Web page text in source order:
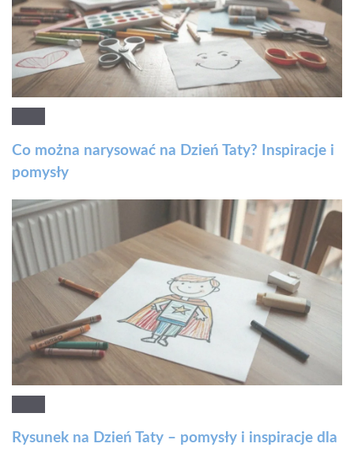
Co można narysować na Dzień Taty? Inspiracje i
pomysły
Rysunek na Dzień Taty – pomysły i inspiracje dla